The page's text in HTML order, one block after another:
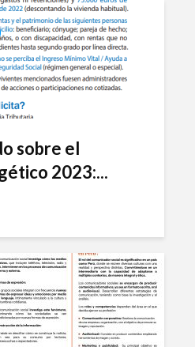
sobre el
2023:...